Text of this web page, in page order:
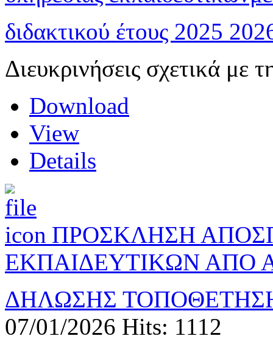
διδακτικού έτους 2025
Διευκρινήσεις σχετικά με
Download
View
Details
ΠΡΟΣΚΛΗΣΗ
ΕΚΠΑΙΔΕΥΤΙΚΩΝ ΑΠΟ
ΔΗΛΩΣΗΣ
07/01/2026 Hits: 1112